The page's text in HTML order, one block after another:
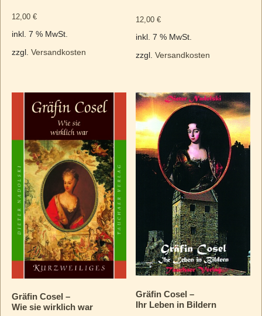
12,00 €
inkl. 7 % MwSt.
zzgl. Versandkosten
12,00€
inkl. 7 % MwSt.
zzgl.Versandkosten
Gräfin Cosel –
Wie sie wirklich war
Gräfin Cosel –
Ihr Leben in Bildern